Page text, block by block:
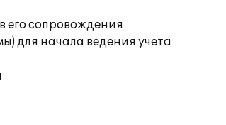
его сопровождения
для начала ведения учета